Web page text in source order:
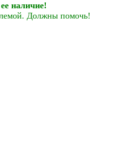
наличие!
Должны помочь!